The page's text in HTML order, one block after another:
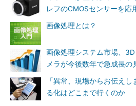
レフのCMOSセンサーを応
画像処理とは？
画像処理システム市場、
メラが今後数年で急成長の
「異常、現場からお伝え
る化はどこまで行くのか